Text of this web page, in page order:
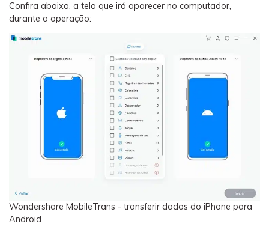
Confira abaixo, a tela que irá aparecer no computador,
durante a operação:
Wondershare MobileTrans - transferir dados do iPhone para
Android